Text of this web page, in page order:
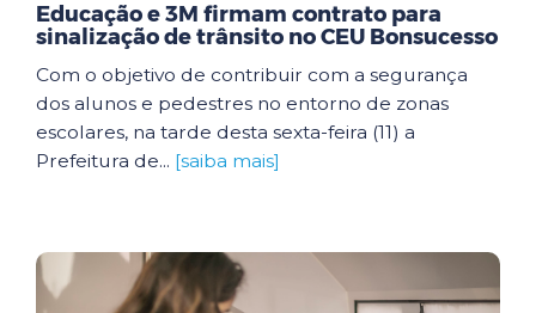
Educação e 3M firmam contrato para
sinalização de trânsito no CEU Bonsucesso
Com o objetivo de contribuir com a segurança
dos alunos e pedestres no entorno de zonas
escolares, na tarde desta sexta-feira (11) a
Prefeitura de... [saiba mais]